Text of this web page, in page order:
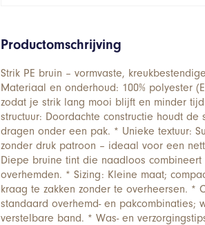
Productomschrijving
Strik PE bruin – vormvaste,
Materiaal en onderhoud: 100% polyester
zodat je strik lang mooi blijft en minder
structuur: Doordachte constructie houdt
dragen onder een pak. * Unieke textuur:
zonder druk patroon – ideaal voor een
Diepe bruine tint die naadloos
overhemden. * Sizing: Kleine maat;
kraag te zakken zonder te overheersen. *
standaard overhemd- en pakcombinaties;
verstelbare band. * Was- en